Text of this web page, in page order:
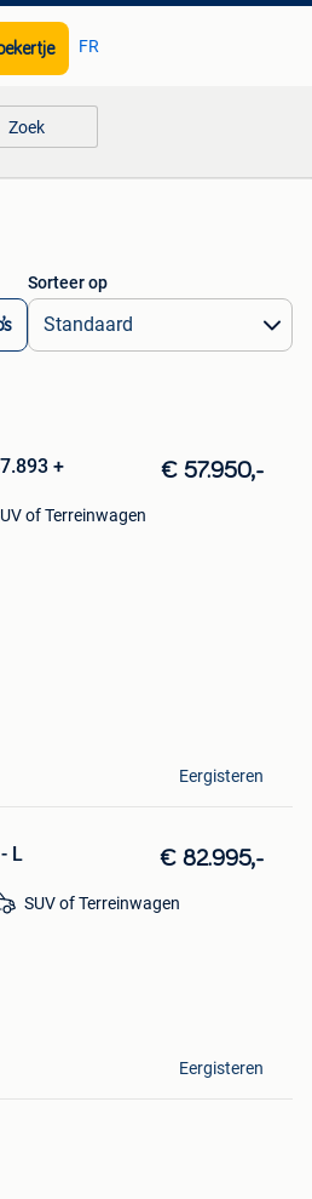
FR
Zoek
Sorteer op
+ € 57.950,-
of Terreinwagen
Eergisteren
L € 82.995,-
SUV of Terreinwagen
Eergisteren